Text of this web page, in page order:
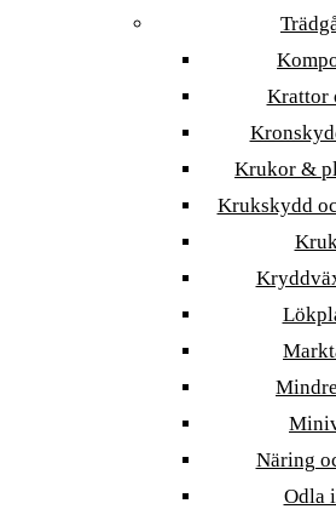
Krattor
Krukor &
Krukskydd
Näring
Odla